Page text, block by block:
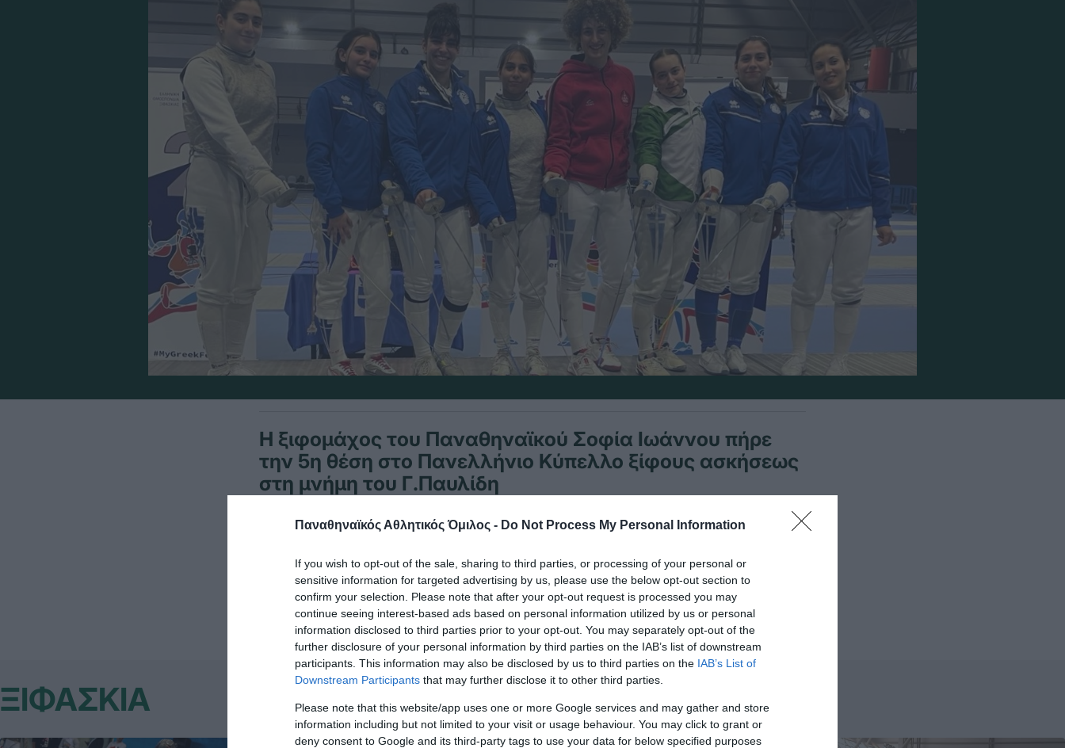
Παναθηναϊκός Αθλητικός Όμιλος - Do Not Process My Personal Information
If you wish to opt-out of the sale, sharing to third parties, or processing of your personal or
sensitive information for targeted advertising by us, please use the below opt-out section to
confirm your selection. Please note that after your opt-out request is processed you may
continue seeing interest-based ads based on personal information utilized by us or personal
information disclosed to third parties prior to your opt-out. You may separately opt-out of the
further disclosure of your personal information by third parties on the IAB’s list of downstream
participants. This information may also be disclosed by us to third parties on the IAB’s List of
Downstream Participants that may further disclose it to other third parties.
Please note that this website/app uses one or more Google services and may gather and store
information including but not limited to your visit or usage behaviour. You may click to grant or
deny consent to Google and its third-party tags to use your data for below specified purposes
Η ξιφομάχος του Παναθηναϊκού Σοφία Ιωάννου πήρε
την 5η θέση στο Πανελλήνιο Κύπελλο ξίφους ασκήσεως
στη μνήμη του Γ.Παυλίδη
κοντά στα μετάλλια ωστόσο τελικά πήρε την 5 ηθέση.
ΞΙΦΑΣΚΙΑ